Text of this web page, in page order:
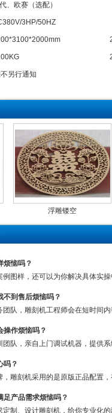
、欧赛（选配）
3HP/50HZ
另行通知
浮雕镂空
烦恼吗？
图样，还可以为你解决具体实操
不到售后烦恼吗？
队，雕刻机工程师会在短时间内
操作烦恼吗？
队，亲自上门调试机器，提供系
吗？
雕刻机采用的是原版正品配置
足产品需求烦恼吗？
制、设计雕刻机，给你专业化